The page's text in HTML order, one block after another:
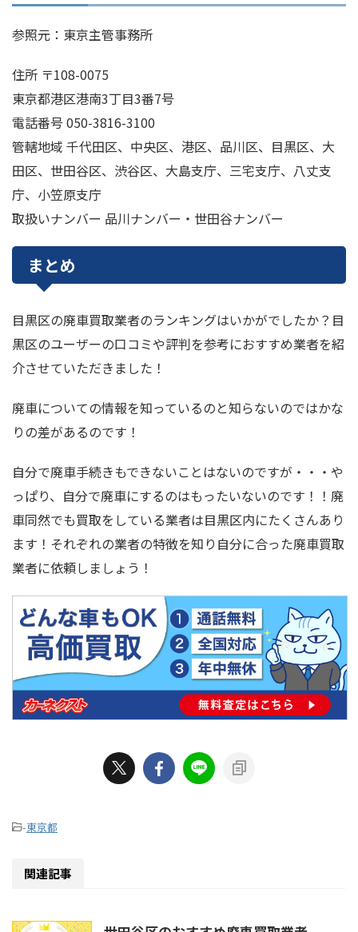
参照元：東京主管事務所
住所 〒108-0075
東京都港区港南3丁目3番7号
電話番号 050-3816-3100
管轄地域 千代田区、中央区、港区、品川区、目黒区、大
田区、世田谷区、渋谷区、大島支庁、三宅支庁、八丈支
庁、小笠原支庁
取扱いナンバー 品川ナンバー・世田谷ナンバー
まとめ
目黒区の廃車買取業者のランキングはいかがでしたか？目
黒区のユーザーの口コミや評判を参考におすすめ業者を紹
介させていただきました！
廃車についての情報を知っているのと知らないのではかな
りの差があるのです！
自分で廃車手続きもできないことはないのですが・・・や
っぱり、自分で廃車にするのはもったいないのです！！廃
車同然でも買取をしている業者は目黒区内にたくさんあり
ます！それぞれの業者の特徴を知り自分に合った廃車買取
業者に依頼しましょう！
-東京都
関連記事